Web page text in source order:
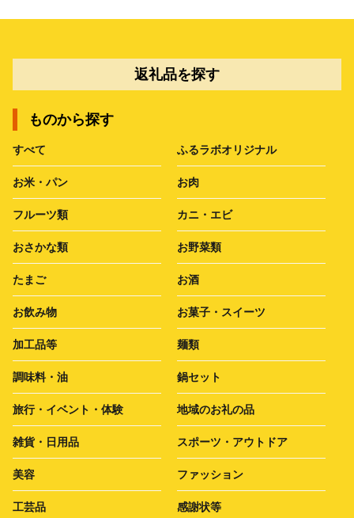
返礼品を探す
ものから探す
すべて ふるラボオリジナル
お米・パン お肉
フルーツ類 カニ・エビ
おさかな類 お野菜類
たまご お酒
お飲み物 お菓子・スイーツ
加工品等 麺類
調味料・油 鍋セット
旅行・イベント・体験 地域のお礼の品
雑貨・日用品 スポーツ・アウトドア
美容 ファッション
工芸品 感謝状等